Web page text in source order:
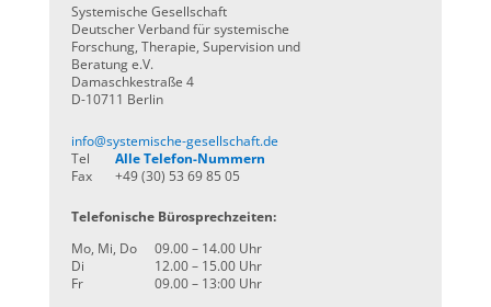
Systemische Gesellschaft
Deutscher Verband für systemische
Forschung, Therapie, Supervision und
Beratung e.V.
Damaschkestraße 4
D-10711 Berlin
info@systemische-gesellschaft.de
Tel
Alle Telefon-Nummern
Fax
+49 (30) 53 69 85 05
Telefonische Bürosprechzeiten:
Mo, Mi, Do
09.00 – 14.00 Uhr
Di
12.00 – 15.00 Uhr
Fr
09.00 – 13:00 Uhr